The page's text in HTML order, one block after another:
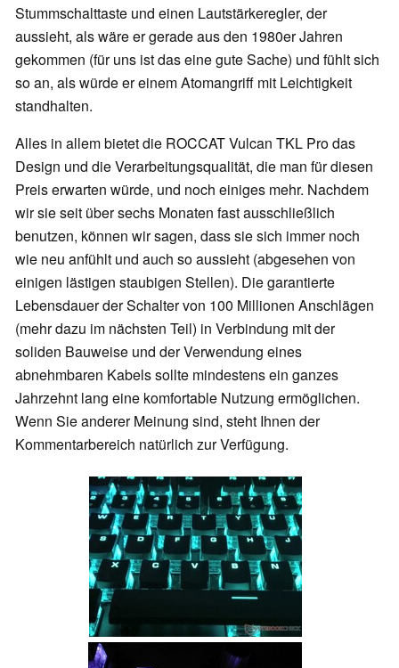
Stummschalttaste und einen Lautstärkeregler, der
aussieht, als wäre er gerade aus den 1980er Jahren
gekommen (für uns ist das eine gute Sache) und fühlt sich
so an, als würde er einem Atomangriff mit Leichtigkeit
standhalten.
Alles in allem bietet die ROCCAT Vulcan TKL Pro das
Design und die Verarbeitungsqualität, die man für diesen
Preis erwarten würde, und noch einiges mehr. Nachdem
wir sie seit über sechs Monaten fast ausschließlich
benutzen, können wir sagen, dass sie sich immer noch
wie neu anfühlt und auch so aussieht (abgesehen von
einigen lästigen staubigen Stellen). Die garantierte
Lebensdauer der Schalter von 100 Millionen Anschlägen
(mehr dazu im nächsten Teil) in Verbindung mit der
soliden Bauweise und der Verwendung eines
abnehmbaren Kabels sollte mindestens ein ganzes
Jahrzehnt lang eine komfortable Nutzung ermöglichen.
Wenn Sie anderer Meinung sind, steht Ihnen der
Kommentarbereich natürlich zur Verfügung.